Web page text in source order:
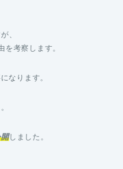
、
を考察します。
なります。
しました。